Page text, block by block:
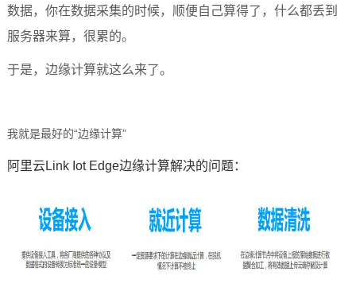
数据，你在数据采集的时候，顺便自己算得了，什么都丢到
服务器来算，很累的。
于是，边缘计算就这么来了。
我就是最好的“边缘计算”
阿里云Link Iot Edge边缘计算解决的问题：